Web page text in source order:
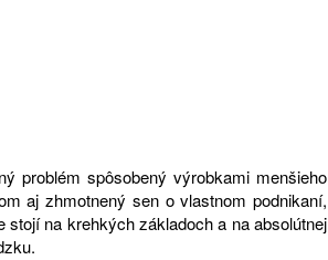
problém spôsobený výrobkami menšieho
aj zhmotnený sen o vlastnom podnikaní,
na krehkých základoch a na absolútnej